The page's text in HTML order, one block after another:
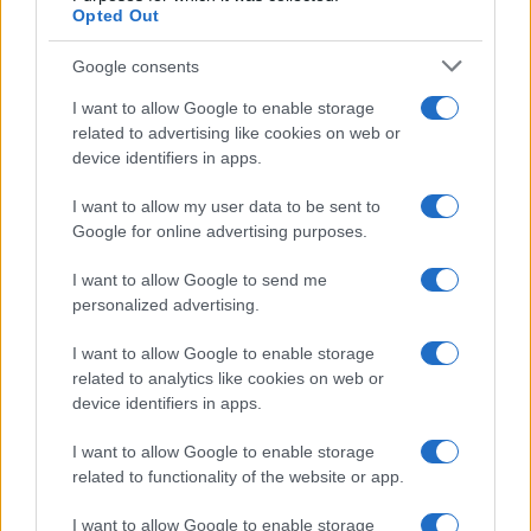
Opted Out
Google consents
I want to allow Google to enable storage
related to advertising like cookies on web or
device identifiers in apps.
I want to allow my user data to be sent to
Google for online advertising purposes.
I want to allow Google to send me
personalized advertising.
I want to allow Google to enable storage
related to analytics like cookies on web or
device identifiers in apps.
I want to allow Google to enable storage
related to functionality of the website or app.
I want to allow Google to enable storage
Martina Agostina Diturco
I nostri cari
I nostri cari
I nostri cari
Giovannimaria Cabras